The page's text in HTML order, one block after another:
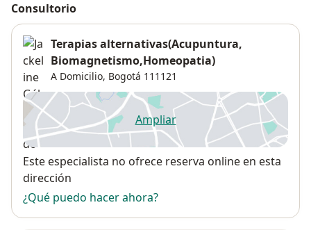
Consultorio
Terapias alternativas(Acupuntura,
Biomagnetismo,Homeopatia)
A Domicilio, Bogotá 111121
Ampliarse abre en una nueva
Disponibilidad
Este especialista no ofrece reserva online en esta
dirección
¿Qué puedo hacer ahora?